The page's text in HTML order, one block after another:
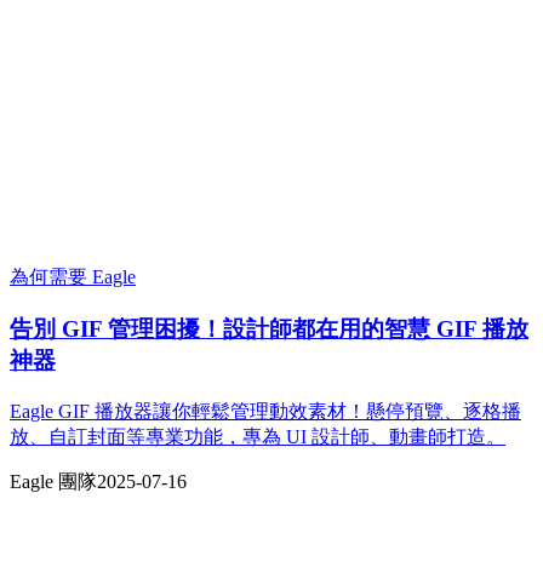
為何需要 Eagle
告別 GIF 管理困擾！設計師都在用的智慧 GIF 播放
神器
Eagle GIF 播放器讓你輕鬆管理動效素材！懸停預覽、逐格播
放、自訂封面等專業功能，專為 UI 設計師、動畫師打造。
Eagle 團隊2025-07-16